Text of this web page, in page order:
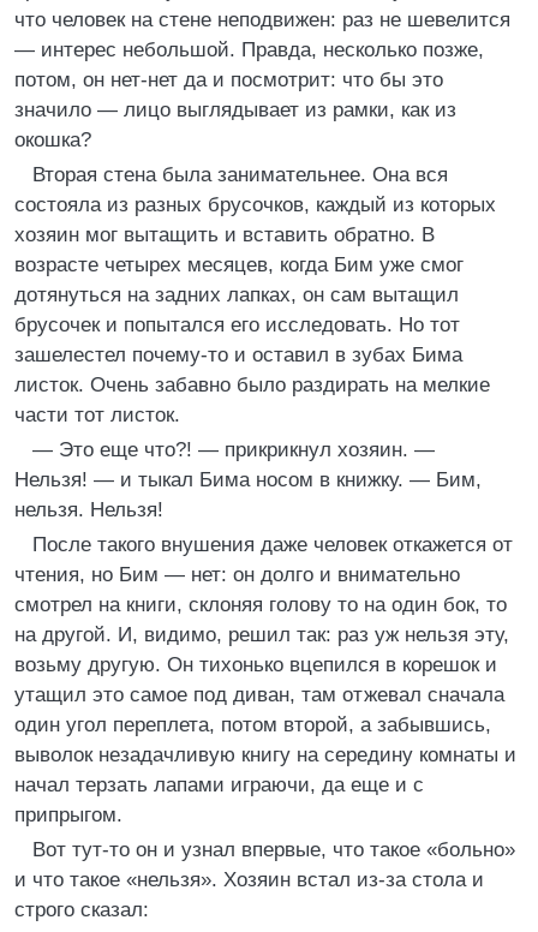
что человек на стене неподвижен: раз не шевелится
— интерес небольшой. Правда, несколько позже,
потом, он нет-нет да и посмотрит: что бы это
значило — лицо выглядывает из рамки, как из
окошка?
Вторая стена была занимательнее. Она вся
состояла из разных брусочков, каждый из которых
хозяин мог вытащить и вставить обратно. В
возрасте четырех месяцев, когда Бим уже смог
дотянуться на задних лапках, он сам вытащил
брусочек и попытался его исследовать. Но тот
зашелестел почему-то и оставил в зубах Бима
листок. Очень забавно было раздирать на мелкие
части тот листок.
— Это еще что?! — прикрикнул хозяин. —
Нельзя! — и тыкал Бима носом в книжку. — Бим,
нельзя. Нельзя!
После такого внушения даже человек откажется от
чтения, но Бим — нет: он долго и внимательно
смотрел на книги, склоняя голову то на один бок, то
на другой. И, видимо, решил так: раз уж нельзя эту,
возьму другую. Он тихонько вцепился в корешок и
утащил это самое под диван, там отжевал сначала
один угол переплета, потом второй, а забывшись,
выволок незадачливую книгу на середину комнаты и
начал терзать лапами играючи, да еще и с
припрыгом.
Вот тут-то он и узнал впервые, что такое «больно»
и что такое «нельзя». Хозяин встал из-за стола и
строго сказал: